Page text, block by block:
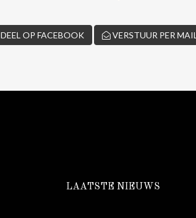
DEEL OP FACEBOOK VERSTUUR PER MAIL
LAATSTE NIEUWS